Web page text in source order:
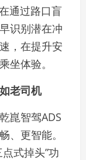
通过路口盲
识别潜在冲
，在提升安
坐体验。
老司机
崑智驾ADS
、更智能。
式掉头”功